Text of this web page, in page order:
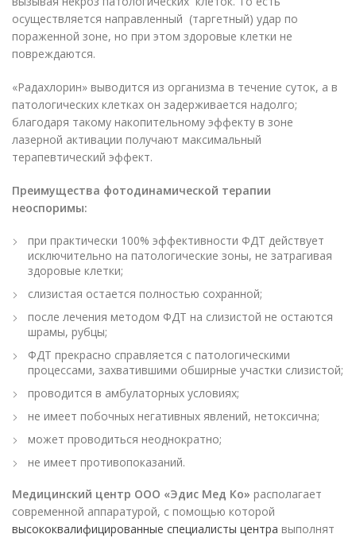
осуществляется направленный (таргетный) удар по
пораженной зоне, но при этом здоровые клетки не
повреждаются.
«Радахлорин» выводится из организма в течение суток, а в
патологических клетках он задерживается надолго;
благодаря такому накопительному эффекту в зоне
лазерной активации получают максимальный
терапевтический эффект.
Преимущества фотодинамической терапии
неоспоримы:
при практически 100% эффективности ФДТ действует
исключительно на патологические зоны, не затрагивая
здоровые клетки;
слизистая остается полностью сохранной;
после лечения методом ФДТ на слизистой не остаются
шрамы, рубцы;
ФДТ прекрасно справляется с патологическими
процессами, захватившими обширные участки слизистой;
проводится в амбулаторных условиях;
не имеет побочных негативных явлений, нетоксична;
может проводиться неоднократно;
не имеет противопоказаний.
Медицинский центр ООО «Эдис Мед Ко» располагает
современной аппаратурой, с помощью которой
высококвалифицированные специалисты центра выполнят